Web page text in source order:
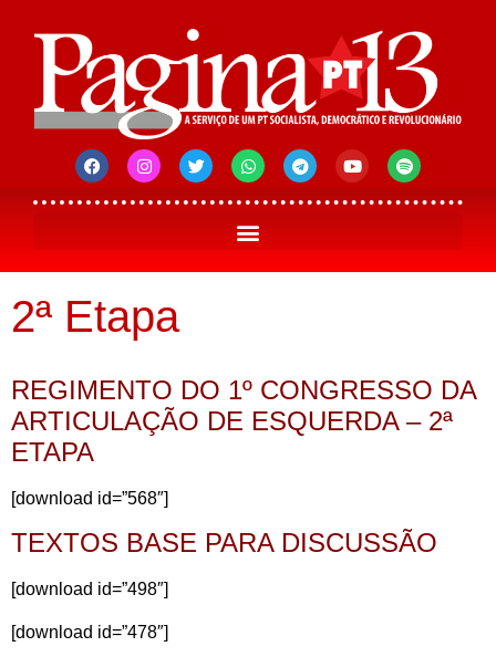
2ª Etapa
REGIMENTO DO 1º CONGRESSO DA
ARTICULAÇÃO DE ESQUERDA – 2ª
ETAPA
[download id=”568″]
TEXTOS BASE PARA DISCUSSÃO
[download id=”498″]
[download id=”478″]